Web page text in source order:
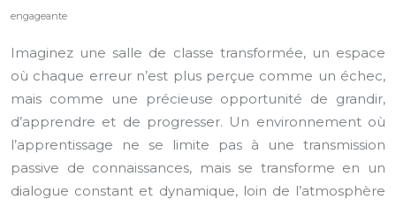
engageante
Imaginez une salle de classe transformée, un espace
où chaque erreur n’est plus perçue comme un échec,
mais comme une précieuse opportunité de grandir,
d’apprendre et de progresser. Un environnement où
l’apprentissage ne se limite pas à une transmission
passive de connaissances, mais se transforme en un
dialogue constant et dynamique, loin de l’atmosphère